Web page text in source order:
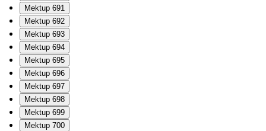
Mektup 691
Mektup 692
Mektup 693
Mektup 694
Mektup 695
Mektup 696
Mektup 697
Mektup 698
Mektup 699
Mektup 700